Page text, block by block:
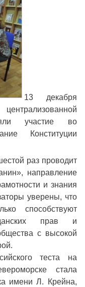
13 декабря
участие во
Конституции
раз проводит
направление
и знания
уверены, что
способствуют
прав и
с высокой
теста на
стала
имени Л. Крейна,